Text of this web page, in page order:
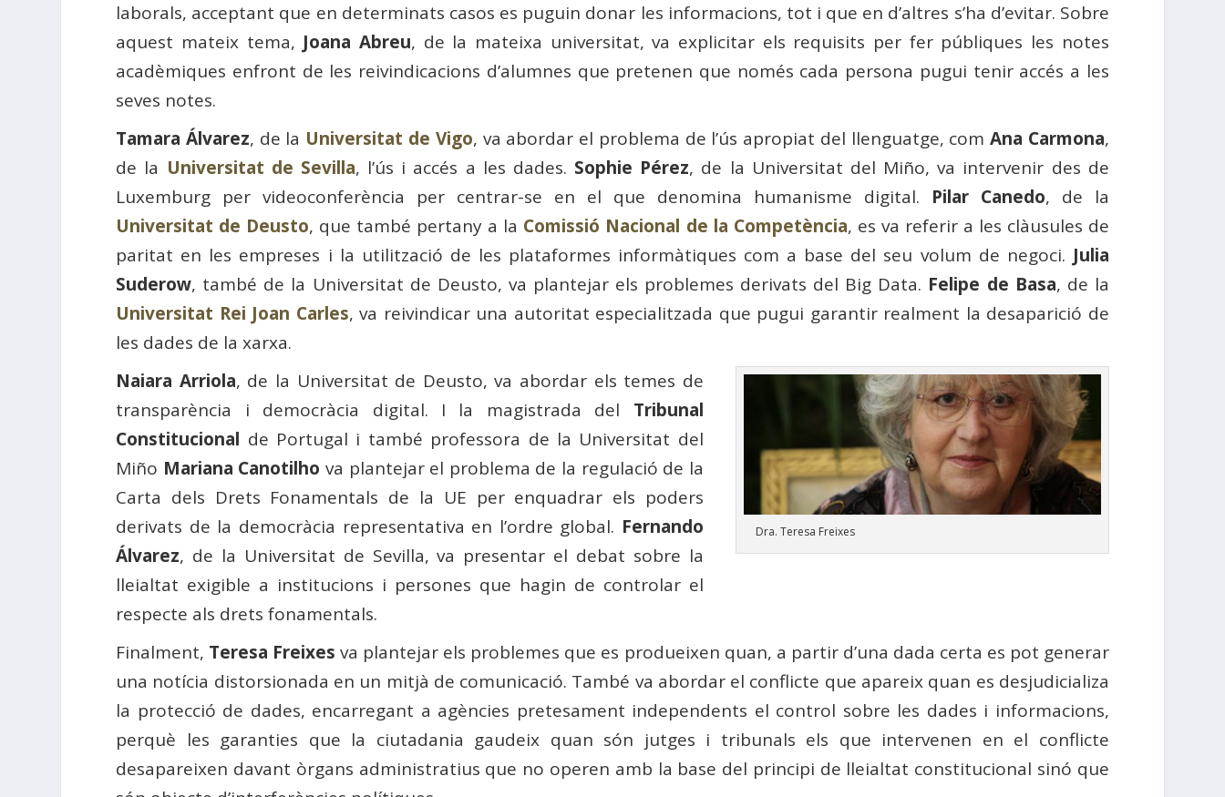
laborals, acceptant que en determinats casos es puguin donar les informacions, tot i que en d’altres s’ha d’evitar. Sobre
aquest mateix tema, Joana Abreu, de la mateixa universitat, va explicitar els requisits per fer públiques les notes
acadèmiques enfront de les reivindicacions d’alumnes que pretenen que només cada persona pugui tenir accés a les
seves notes.
Tamara Álvarez, de la Universitat de Vigo, va abordar el problema de l’ús apropiat del llenguatge, comAna Carmona,
de la Universitat de Sevilla, l’ús i accés a les dades. Sophie Pérez, de la Universitat del Miño, va intervenir des de
Luxemburg per videoconferència per centrar-se en el que denomina humanisme digital. Pilar Canedo, de la
Universitat de Deusto, que també pertany a la Comissió Nacional de la Competència, es va referir a les clàusules de
paritat en les empreses i la utilització de les plataformes informàtiques com a base del seu volum de negoci. Julia
Suderow, també de la Universitat de Deusto, va plantejar els problemes derivats del Big Data. Felipe de Basa, de la
Universitat Rei Joan Carles, va reivindicar una autoritat especialitzada que pugui garantir realment la desaparició de
les dades de la xarxa.
Dra. Teresa Freixes
Naiara Arriola, de la Universitat de Deusto, va abordar els temes de
transparència i democràcia digital. I la magistrada del Tribunal
Constitucional de Portugal i també professora de la Universitat del
Miño Mariana Canotilho va plantejar el problema de la regulació de la
Carta dels Drets Fonamentals de la UE per enquadrar els poders
derivats de la democràcia representativa en l’ordre global. Fernando
Álvarez, de la Universitat de Sevilla, va presentar el debat sobre la
lleialtat exigible a institucions i persones que hagin de controlar el
respecte als drets fonamentals.
Finalment, Teresa Freixes va plantejar els problemes que es produeixen quan, a partir d’una dada certa es pot generar
una notícia distorsionada en un mitjà de comunicació. També va abordar el conflicte que apareix quan es desjudicializa
la protecció de dades, encarregant a agències pretesament independents el control sobre les dades i informacions,
perquè les garanties que la ciutadania gaudeix quan són jutges i tribunals els que intervenen en el conflicte
desapareixen davant òrgans administratius que no operen amb la base del principi de lleialtat constitucional sinó que